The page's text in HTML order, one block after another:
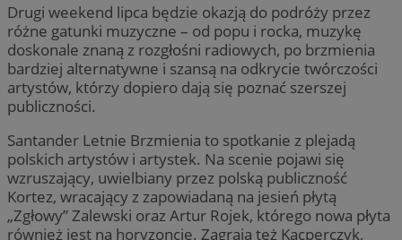
Drugi weekend lipca będzie okazją do podróży przez
różne gatunki muzyczne – od popu i rocka, muzykę
doskonale znaną z rozgłośni radiowych, po brzmienia
bardziej alternatywne i szansą na odkrycie twórczości
artystów, którzy dopiero dają się poznać szerszej
publiczności.
Santander Letnie Brzmienia to spotkanie z plejadą
polskich artystów i artystek. Na scenie pojawi się
wzruszający, uwielbiany przez polską publiczność
Kortez, wracający z zapowiadaną na jesień płytą
„Zgłowy” Zalewski oraz Artur Rojek, którego nowa płyta
również jest na horyzoncie. Zagrają też Kacperczyk,